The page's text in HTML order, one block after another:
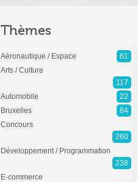
Thèmes
Aéronautique / Espace
61
Arts / Culture
117
Automobile
22
Bruxelles
84
Concours
260
Développement / Programmation
238
E-commerce